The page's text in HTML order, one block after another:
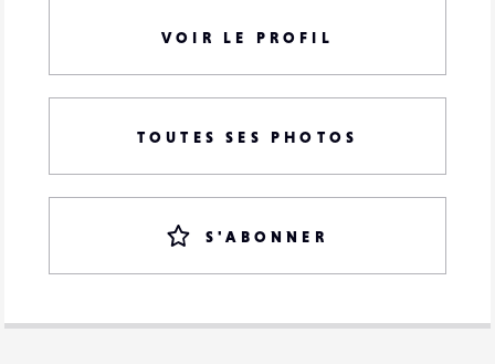
VOIR LE PROFIL
TOUTES SES PHOTOS
S'ABONNER